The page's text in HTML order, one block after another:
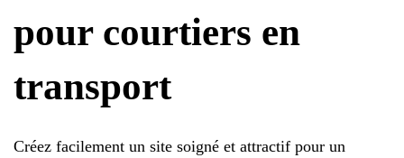
pour courtiers en
transport
Créez facilement un site soigné et attractif pour un